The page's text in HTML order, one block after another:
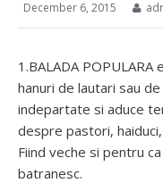
December 6, 2015
1.BALADA
hanuri de lautari sau
indepartate si aduce
despre pastori,
Fiind veche si pentru
batranesc.